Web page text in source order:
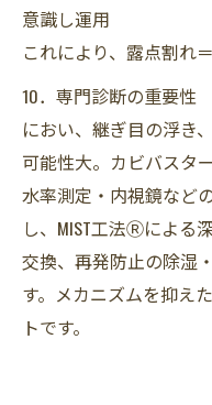
意識し運用
これにより、露点割れ
10．専門診断の重要性
におい、継ぎ目の浮き
可能性大。カビバスタ
水率測定・内視鏡など
し、MIST工法Ⓡによる
交換、再発防止の除湿
す。メカニズムを抑え
トです。